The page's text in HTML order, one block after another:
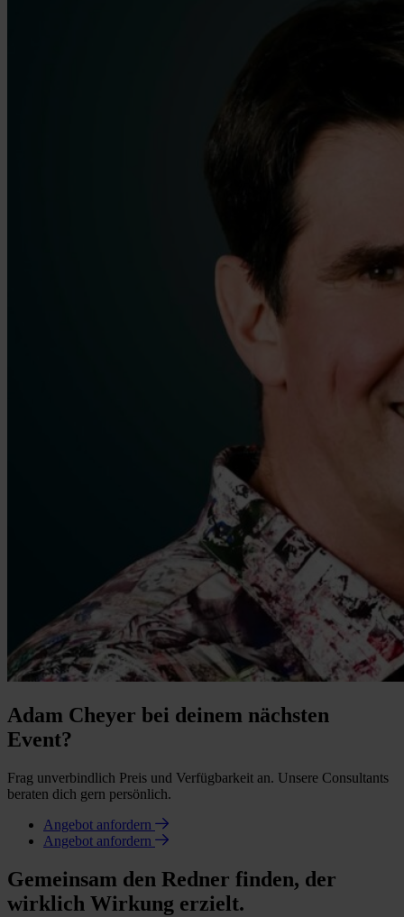
Adam Cheyer bei deinem nächsten
Event?
Frag unverbindlich Preis und Verfügbarkeit an. Unsere Consultants
beraten dich gern persönlich.
Angebot anfordern
Angebot anfordern
Gemeinsam den Redner finden, der
wirklich Wirkung erzielt.